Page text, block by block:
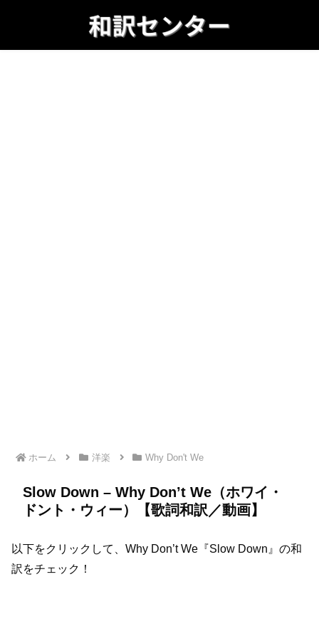
ホーム 洋楽 Why Don't We
Slow Down – Why Don’t We（ホワイ・
ドント・ウィー）【歌詞和訳／動画】
以下をクリックして、Why Don’t We『Slow Down』の和
訳をチェック！